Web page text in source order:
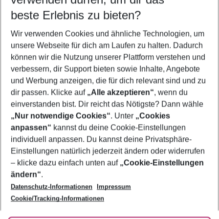
5-8 Nächte
2 Erwachsene Keine Kinder
Mehr Filter anzeigen
Footer
Footer navigation
Über uns
AGB
Bestpreisgarantie
Cookie-Einstellungen ändern
Cookie-Richtlinie
Agenturbetreuung
Barrierefreies Reisen
Folge uns
beste Erlebnis zu bieten?
Wir verwenden Cookies und ähnliche Technologien, um
unsere Webseite für dich am Laufen zu halten. Dadurch
können wir die Nutzung unserer Plattform verstehen und
verbessern, dir Support bieten sowie Inhalte, Angebote
und Werbung anzeigen, die für dich relevant sind und zu
dir passen. Klicke auf „Alle akzeptieren“, wenn du
einverstanden bist. Dir reicht das Nötigste? Dann wähle
„Nur notwendige Cookies“. Unter „Cookies
anpassen“ kannst du deine Cookie-Einstellungen
individuell anpassen. Du kannst deine Privatsphäre-
Einstellungen natürlich jederzeit ändern oder widerrufen
– klicke dazu einfach unten auf „Cookie-Einstellungen
ändern“.
Datenschutz-Informationen
Impressum
Cookie/Tracking-Informationen